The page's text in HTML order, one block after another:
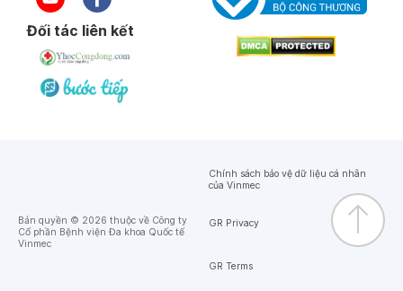
Đối tác liên kết
Bản quyền © 2026 thuộc về Công ty
Cổ phần Bệnh viện Đa khoa Quốc tế
Vinmec
Chính sách bảo vệ dữ liệu cá nhân
của Vinmec
GR Privacy
GR Terms